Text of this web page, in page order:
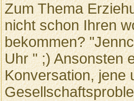
Zum Thema
nicht schon Ihren
bekommen?
Uhr " ;) Ansonsten
Konversation, jene